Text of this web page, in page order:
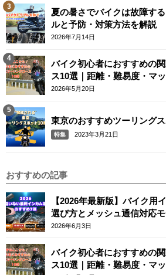
夏の暑さでバイクは故障す
ルと予防・対策方法を解説
2026年7月14日
バイク初心者におすすめの
ス10選｜距離・難易度・マ
2026年5月20日
東京のおすすめツーリング
特集 2023年3月21日
おすすめの記事
【2026年最新版】バイク用
選び方とメッシュ通信対応モ
2026年6月3日
バイク初心者におすすめの
ス10選｜距離・難易度・マ